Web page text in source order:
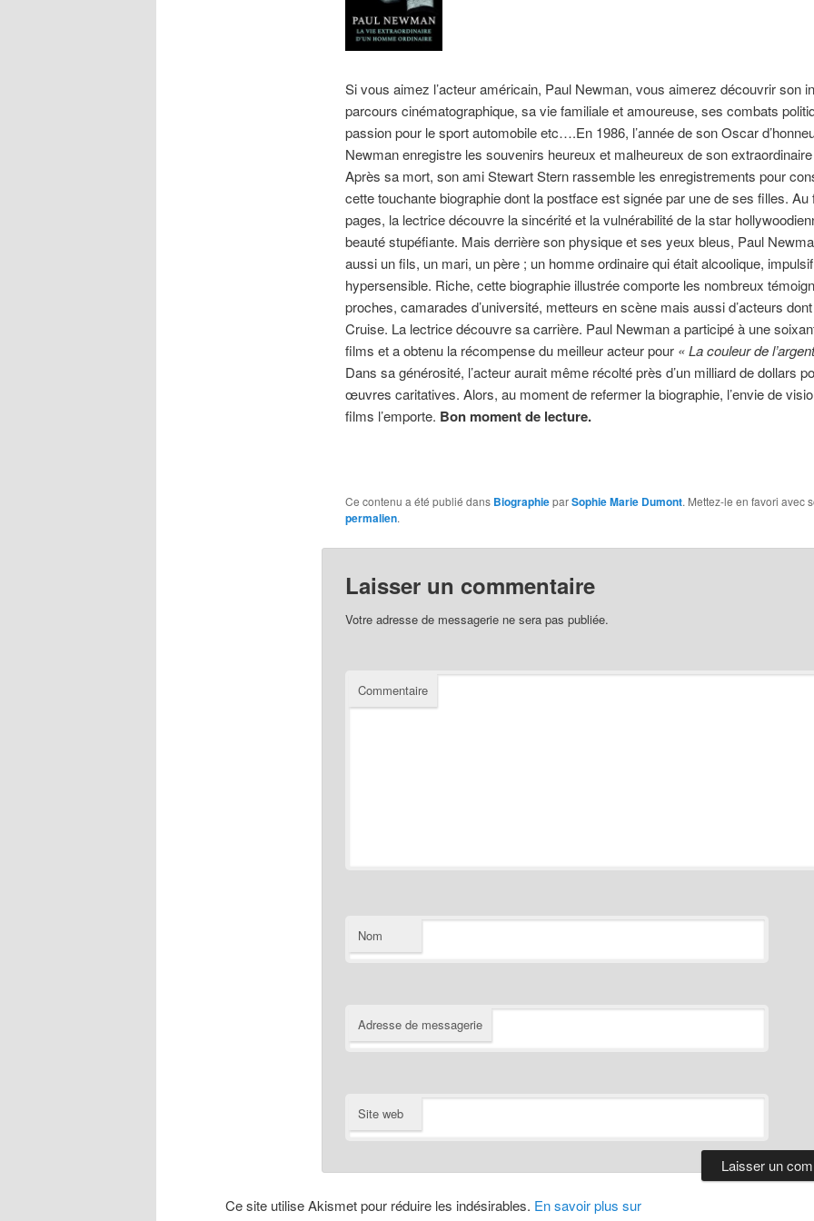
Si vous aimez l’acteur américain, Paul Newman, vous aimerez découvrir son
parcours cinématographique, sa vie familiale et amoureuse, ses combats
passion pour le sport automobile etc….En 1986, l’année de son Oscar
Newman enregistre les souvenirs heureux et malheureux de son
Après sa mort, son ami Stewart Stern rassemble les enregistrements pour
cette touchante biographie dont la postface est signée par une de ses filles. Au
pages, la lectrice découvre la sincérité et la vulnérabilité de la star
beauté stupéfiante. Mais derrière son physique et ses yeux bleus, Paul
aussi un fils, un mari, un père ; un homme ordinaire qui était alcoolique,
hypersensible. Riche, cette biographie illustrée comporte les nombreux
proches, camarades d’université, metteurs en scène mais aussi d’acteurs
Cruise. La lectrice découvre sa carrière. Paul Newman a participé à une
films et a obtenu la récompense du meilleur acteur pour « La couleur de
Dans sa générosité, l’acteur aurait même récolté près d’un milliard de dollars
œuvres caritatives. Alors, au moment de refermer la biographie, l’envie de
films l’emporte. Bon moment de lecture.
Ce contenu a été publié dans BiographieparSophie Marie Dumont. Mettez-le en favori avec
permalien.
Laisser un commentaire
Votre adresse de messagerie ne sera pas publiée.
Commentaire
Nom
Adresse de messagerie
Site web
Ce site utilise Akismet pour réduire les indésirables. En savoir plus sur